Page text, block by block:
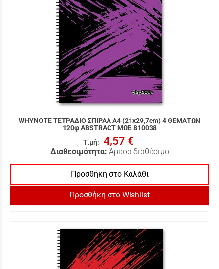
WHYNOTE ΤΕΤΡΑΔΙΟ ΣΠΙΡΑΛ Α4 (21x29,7cm) 4 ΘΕΜΑΤΩΝ
120φ ABSTRACT ΜΩΒ 810038
Τιμή: 4,57 €
Διαθεσιμότητα: Άμεσα διαθέσιμο
Προσθήκη στο Καλάθι
Προσθήκη στο Wishlist